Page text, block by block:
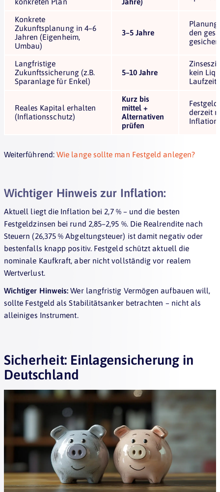
Konkrete
Zukunftsplanung in 4–6
Jahren (Eigenheim,
Umbau)
3–5 Jahre
den
Langfristige
Zukunftssicherung (z.B.
Sparanlage für Enkel)
5–10 Jahre
kein
Reales Kapital erhalten
(Inflationsschutz)
Kurz bis
mittel +
Alternativen
prüfen
derzeit
Weiterführend:Wie lange sollte man Festgeld anlegen?
Wichtiger Hinweis zur Inflation:
Aktuell liegt die Inflation bei 2,7 % – und die besten
Festgeldzinsen bei rund 2,85–2,95 %. Die Realrendite nach
Steuern (26,375 % Abgeltungsteuer) ist damit negativ oder
bestenfalls knapp positiv. Festgeld schützt aktuell die
nominale Kaufkraft, aber nicht vollständig vor realem
Wertverlust.
Wichtiger Hinweis: Wer langfristig Vermögen aufbauen will,
sollte Festgeld als Stabilitätsanker betrachten – nicht als
alleiniges Instrument.
Sicherheit: Einlagensicherung in
Deutschland